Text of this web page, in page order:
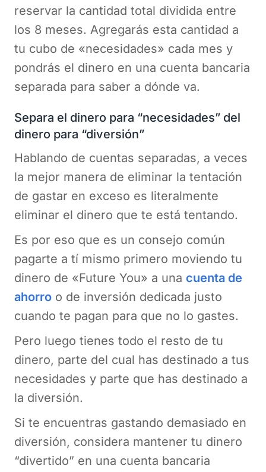
reservar la cantidad total dividida entre
los 8 meses. Agregarás esta cantidad a
tu cubo de «necesidades» cada mes y
pondrás el dinero en una cuenta bancaria
separada para saber a dónde va.
Separa el dinero para “necesidades” del
dinero para “diversión”
Hablando de cuentas separadas, a veces
la mejor manera de eliminar la tentación
de gastar en exceso es literalmente
eliminar el dinero que te está tentando.
Es por eso que es un consejo común
pagarte a tí mismo primero moviendo tu
dinero de «Future You» a una cuenta de
ahorro o de inversión dedicada justo
cuando te pagan para que no lo gastes.
Pero luego tienes todo el resto de tu
dinero, parte del cual has destinado a tus
necesidades y parte que has destinado a
la diversión.
Si te encuentras gastando demasiado en
diversión, considera mantener tu dinero
“divertido” en una cuenta bancaria